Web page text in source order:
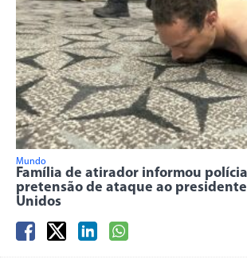
Mundo
Família de atirador informou
pretensão de ataque ao
Unidos